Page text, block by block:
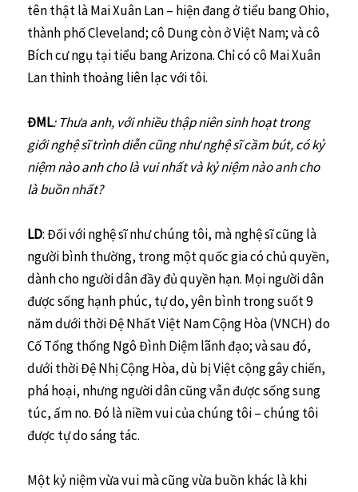
tên thật là Mai Xuân Lan – hiện đang ở tiểu bang Ohio,
thành phố Cleveland; cô Dung còn ở Việt Nam; và cô
Bích cư ngụ tại tiểu bang Arizona. Chỉ có cô Mai Xuân
Lan thỉnh thoảng liên lạc với tôi.
ĐML: Thưa anh, với nhiều thập niên sinh hoạt trong
giới nghệ sĩ trình diễn cũng như nghệ sĩ cầm bút, có kỷ
niệm nào anh cho là vui nhất và kỷ niệm nào anh cho
là buồn nhất?
LD: Đối với nghệ sĩ như chúng tôi, mà nghệ sĩ cũng là
người bình thường, trong một quốc gia có chủ quyền,
dành cho người dân đầy đủ quyền hạn. Mọi người dân
được sống hạnh phúc, tự do, yên bình trong suốt 9
năm dưới thời Đệ Nhất Việt Nam Cộng Hòa (VNCH) do
Cố Tổng thống Ngô Đình Diệm lãnh đạo; và sau đó,
dưới thời Đệ Nhị Cộng Hòa, dù bị Việt cộng gây chiến,
phá hoại, nhưng người dân cũng vẫn được sống sung
túc, ấm no. Đó là niềm vui của chúng tôi – chúng tôi
được tự do sáng tác.
Một kỷ niệm vừa vui mà cũng vừa buồn khác là khi